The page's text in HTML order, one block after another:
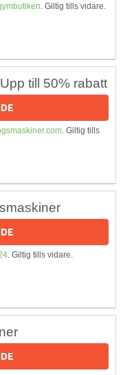
. Giltig tills vidare.
till 50% rabatt
. Giltig tills
. Giltig tills vidare.